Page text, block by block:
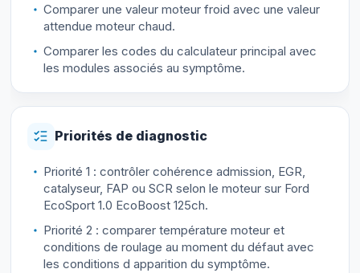
Comparer une valeur moteur froid avec une valeur
attendue moteur chaud.
Comparer les codes du calculateur principal avec
les modules associés au symptôme.
Priorités de diagnostic
Priorité 1 : contrôler cohérence admission, EGR,
catalyseur, FAP ou SCR selon le moteur sur Ford
EcoSport 1.0 EcoBoost 125ch.
Priorité 2 : comparer température moteur et
conditions de roulage au moment du défaut avec
les conditions d apparition du symptôme.